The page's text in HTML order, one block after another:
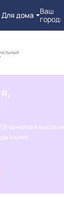
Для дома
Ваш
город:
каналов в высоком
в кино